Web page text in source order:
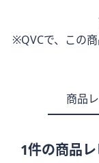
※QVCで、この
商品
1件の商品